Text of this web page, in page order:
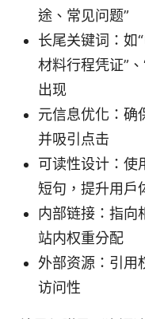
途、常见问题”
长尾关键词：如
材料行程凭证”
出现
元信息优化：确
并吸引点击
可读性设计：使
短句，提升用户
内部链接：指向
站内权重分配
外部资源：引用
访问性